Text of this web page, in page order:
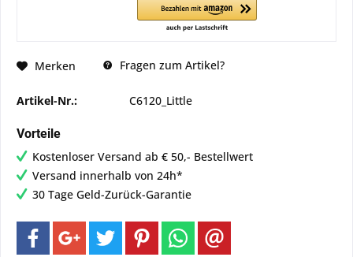
Merken Fragen zum Artikel?
Artikel-Nr.: C6120_Little
Vorteile
Kostenloser Versand ab € 50,- Bestellwert
Versand innerhalb von 24h*
30 Tage Geld-Zurück-Garantie